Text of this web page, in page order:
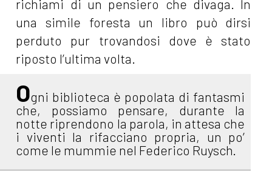
richiami di un pensiero che divaga. In
una simile foresta un libro può dirsi
perduto pur trovandosi dove è stato
riposto l’ultima volta.
Ogni biblioteca è popolata di fantasmi
che, possiamo pensare, durante la
notte riprendono la parola, in attesa che
i viventi la rifacciano propria, un po’
come le mummie nel Federico Ruysch.